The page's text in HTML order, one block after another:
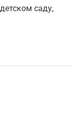
саду,